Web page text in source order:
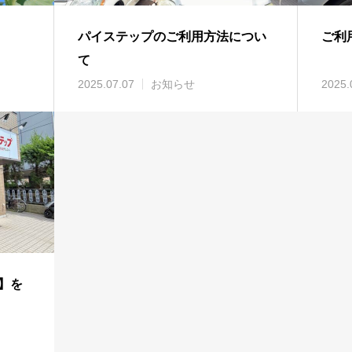
パイステップのご利用方法につい
て
2025.07.07 お知らせ
ご利
を